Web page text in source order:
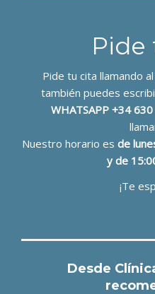
Pide
Pide tu cita llamando
también puedes
WHATSAPP +34
Nuestro horario es de
y de
¡Te
Desde